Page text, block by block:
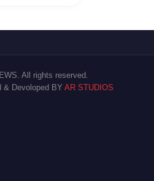
All rights reserved.
& Devoloped BY AR STUDIOS